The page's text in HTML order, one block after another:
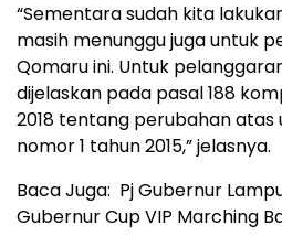
“Sementara sudah kita
masih menunggu juga untuk
Qomaru ini. Untuk
dijelaskan pada pasal 188
2018 tentang perubahan
nomor 1 tahun 2015,” jelasnya.
Baca Juga: Pj Gubernur
Gubernur Cup VIP Marching